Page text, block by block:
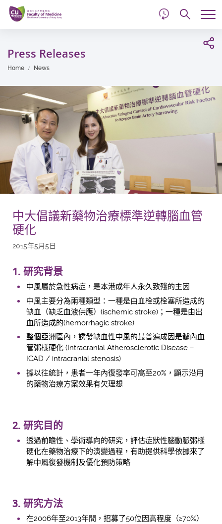
Skip
main
content
Press Releases
Home News
中大倡議新藥物治療標準逆轉腦血管
硬化
2015年5月5日
1. 研究背景
中風屬於急性病症，是本港成年人永久致殘的主因
中風主要分為兩種類型：一種是由血栓或栓塞所造成的
缺血（缺乏血液供應）(ischemic stroke)；一種是由出
血所造成的(hemorrhagic stroke)
整個亞洲區內，誘發缺血性中風的最普遍成因是髗內血
管粥樣硬化 (Intracranial Atherosclerotic Disease –
ICAD / intracranial stenosis)
據以往統計，患者一年內復發率可高至20%，顯示沿用
的藥物治療方案效果有欠理想
2. 研究目的
透過前瞻性、學術導向的研究，評估症狀性腦動脈粥樣
硬化在藥物治療下的演變過程，有助提供科學依據來了
解中風復發機制及優化預防策略
3. 研究方法
在2006年至2013年間，招募了50位因高程度（≥70%）